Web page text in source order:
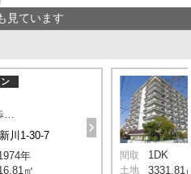
見ています
川1-30-7
茅場町駅 徒歩8分
年
㎡
間取 1DK
土地 3331.81